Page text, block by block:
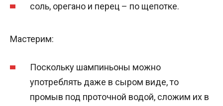
соль, орегано и перец – по щепотке.
Мастерим:
Поскольку шампиньоны можно
употреблять даже в сыром виде, то
промыв под проточной водой, сложим их в